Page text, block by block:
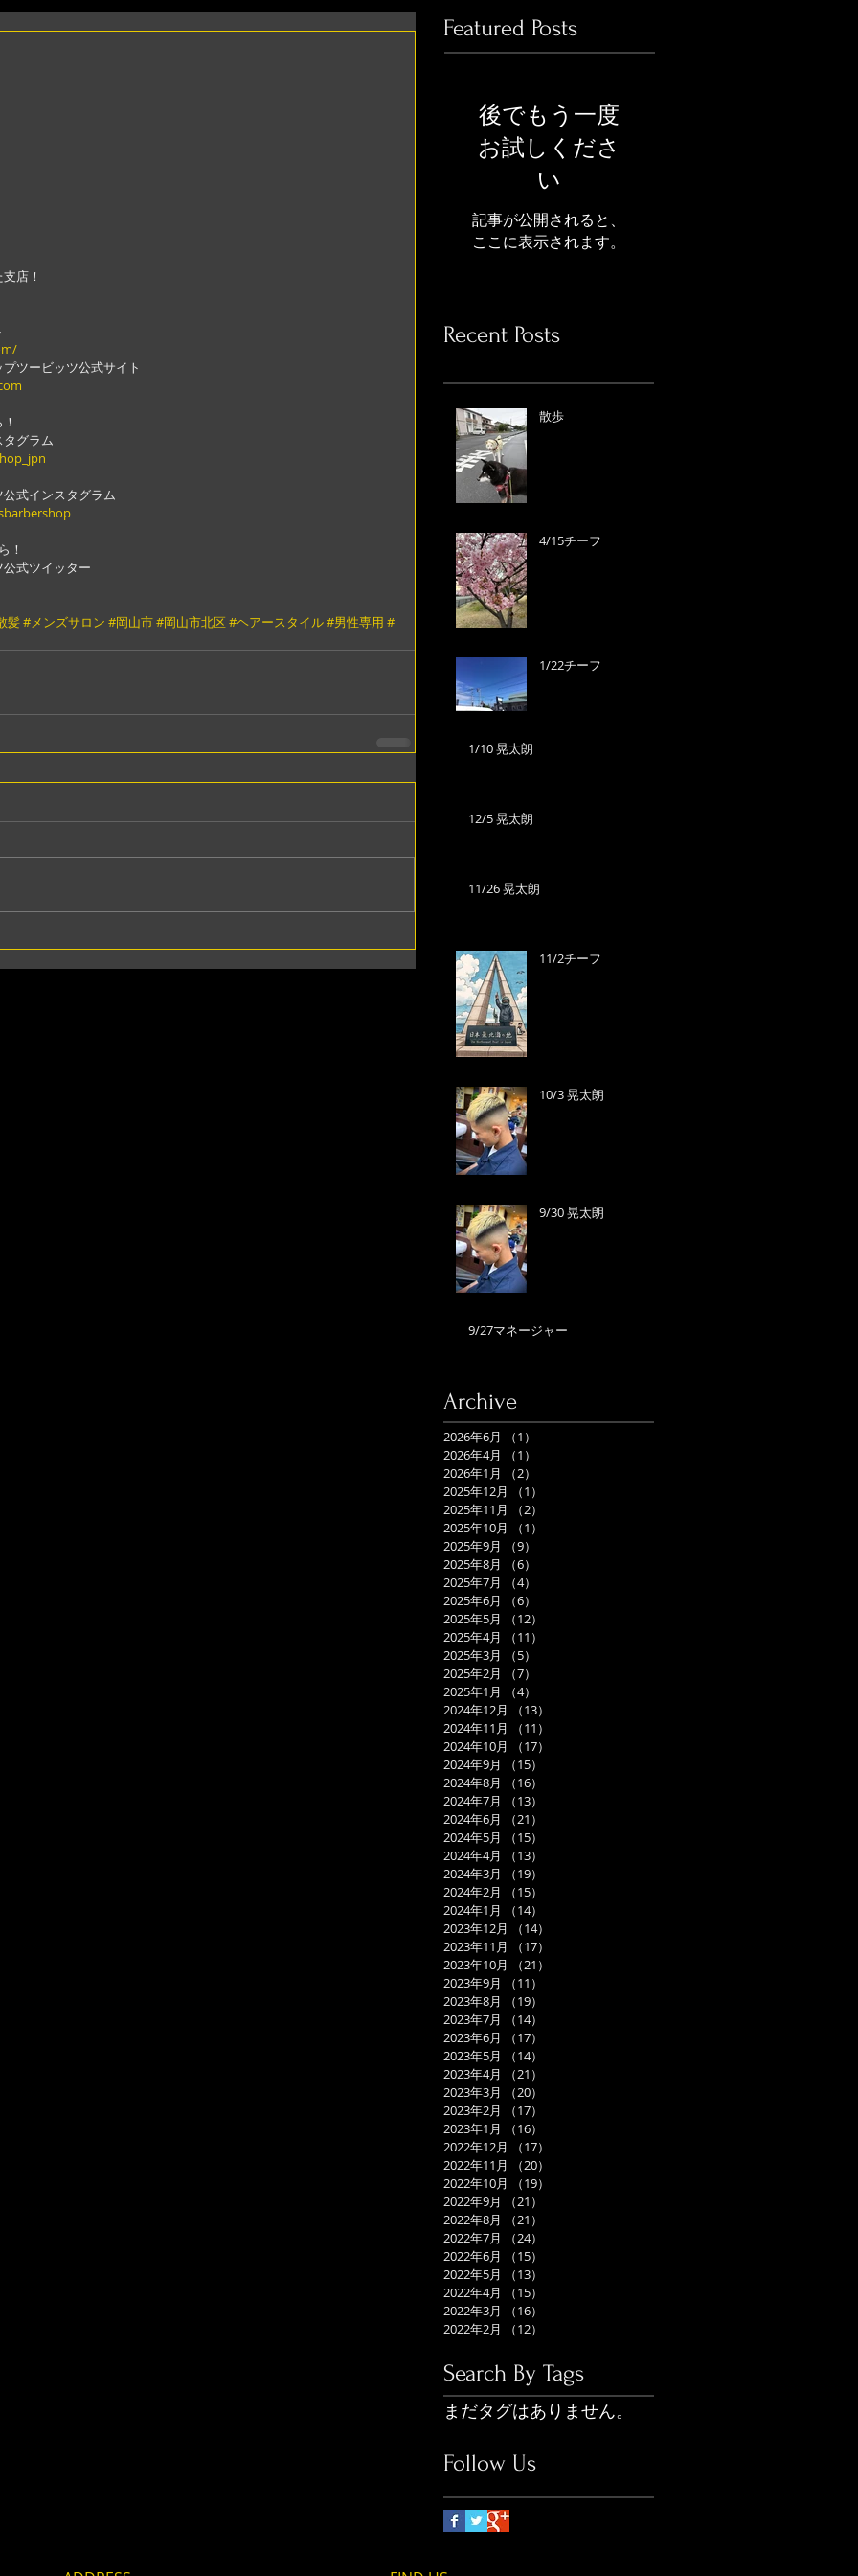
店！
ツービッツ公式サイト
グラム
式インスタグラム
！
式ツイッター
髪#メンズサロン #岡山市#岡山市北区 #ヘアースタイル#男性専用 #
Featured Posts
後でもう一度
お試しくださ
い
記事が公開されると、
ここに表示されます。
Recent Posts
散歩
4/15チーフ
1/22チーフ
1/10 晃太朗
12/5 晃太朗
11/26 晃太朗
11/2チーフ
10/3 晃太朗
9/30 晃太朗
9/27マネージャー
Archive
2026年6月 （1）
2026年4月
（1）
2026年1月
（2）
2025年12月
（1）
2025年11月
（2）
2025年10月
（1）
2025年9月
（9）
2025年8月
（6）
2025年7月
（4）
2025年6月
（6）
2025年5月
（12）
2025年4月
（11）
2025年3月
（5）
2025年2月
（7）
2025年1月
（4）
2024年12月
（13）
2024年11月
（11）
2024年10月
（17）
2024年9月
（15）
2024年8月
（16）
2024年7月
（13）
2024年6月
（21）
2024年5月
（15）
2024年4月
（13）
2024年3月
（19）
2024年2月
（15）
2024年1月
（14）
2023年12月
（14）
2023年11月
（17）
2023年10月
（21）
2023年9月
（11）
2023年8月
（19）
2023年7月
（14）
2023年6月
（17）
2023年5月
（14）
2023年4月
（21）
2023年3月
（20）
2023年2月
（17）
2023年1月
（16）
2022年12月
（17）
2022年11月
（20）
2022年10月
（19）
2022年9月
（21）
2022年8月
（21）
2022年7月
（24）
2022年6月
（15）
2022年5月
（13）
2022年4月
（15）
2022年3月
（16）
2022年2月
（12）
Search By Tags
まだタグはありません。
Follow Us